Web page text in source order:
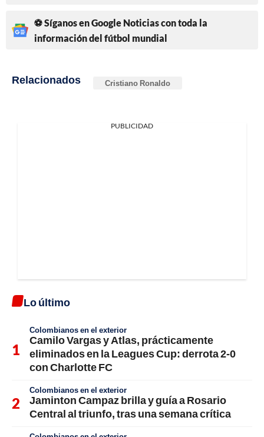
⚽ Síganos en Google Noticias con toda la
información del fútbol mundial
Relacionados Cristiano Ronaldo
PUBLICIDAD
Lo último
Colombianos en el exterior
Camilo Vargas y Atlas, prácticamente
eliminados en la Leagues Cup: derrota 2-0
con Charlotte FC
Colombianos en el exterior
Jaminton Campaz brilla y guía a Rosario
Central al triunfo, tras una semana crítica